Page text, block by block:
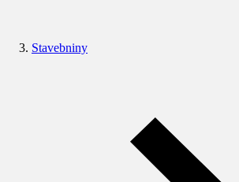
Stavebniny